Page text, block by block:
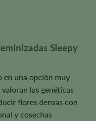
Sleepy
en una opción muy
las genéticas
flores densas con
y cosechas